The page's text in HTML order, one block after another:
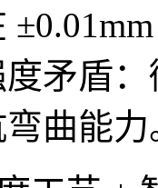
矛盾
曲能力